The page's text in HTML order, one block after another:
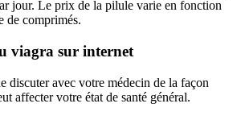
jour. Le prix de la pilule varie en fonction
de comprimés.
viagra sur internet
discuter avec votre médecin de la façon
affecter votre état de santé général.